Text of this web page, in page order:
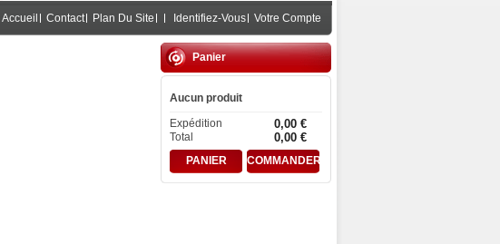
Accueil Contact Plan Du Site Identifiez-Vous Votre Compte
Panier
Aucun produit
Expédition
0,00 €
Total 0,00 €
PANIER COMMANDER